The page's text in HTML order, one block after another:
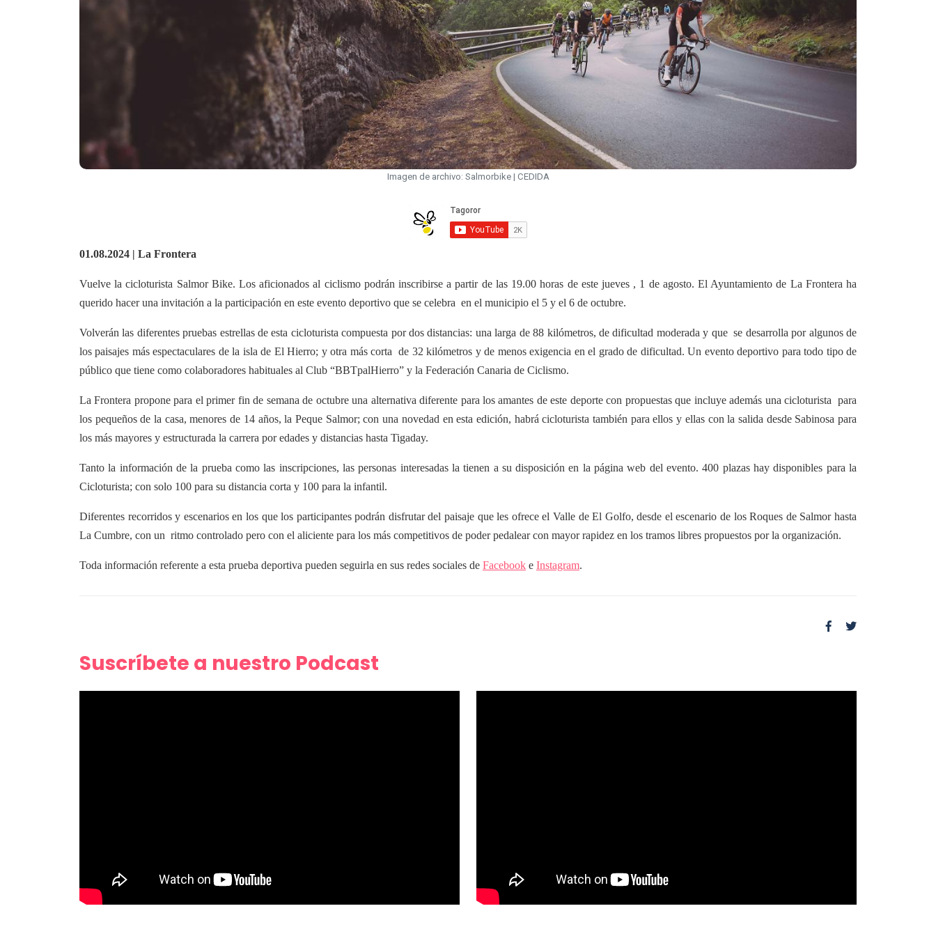
Imagen de archivo: Salmorbike | CEDIDA
01.08.2024 | La Frontera
Vuelve la cicloturista Salmor Bike. Los aficionados al ciclismo podrán inscribirse a partir de las 19.00 horas de este jueves , 1 de agosto. El Ayuntamiento de La Frontera ha
querido hacer una invitación a la participación en este evento deportivo que se celebra en el municipio el 5 y el 6 de octubre.
Volverán las diferentes pruebas estrellas de esta cicloturista compuesta por dos distancias: una larga de 88 kilómetros, de dificultad moderada y que se desarrolla por algunos de
los paisajes más espectaculares de la isla de El Hierro; y otra más corta de 32 kilómetros y de menos exigencia en el grado de dificultad. Un evento deportivo para todo tipo de
público que tiene como colaboradores habituales al Club “BBTpalHierro” y la Federación Canaria de Ciclismo.
La Frontera propone para el primer fin de semana de octubre una alternativa diferente para los amantes de este deporte con propuestas que incluye además una cicloturista para
los pequeños de la casa, menores de 14 años, la Peque Salmor; con una novedad en esta edición, habrá cicloturista también para ellos y ellas con la salida desde Sabinosa para
los más mayores y estructurada la carrera por edades y distancias hasta Tigaday.
Tanto la información de la prueba como las inscripciones, las personas interesadas la tienen a su disposición en la página web del evento. 400 plazas hay disponibles para la
Cicloturista; con solo 100 para su distancia corta y 100 para la infantil.
Diferentes recorridos y escenarios en los que los participantes podrán disfrutar del paisaje que les ofrece el Valle de El Golfo, desde el escenario de los Roques de Salmor hasta
La Cumbre, con un ritmo controlado pero con el aliciente para los más competitivos de poder pedalear con mayor rapidez en los tramos libres propuestos por la organización.
Toda información referente a esta prueba deportiva pueden seguirla en sus redes sociales de Facebook e Instagram.
Suscríbete a nuestro Podcast